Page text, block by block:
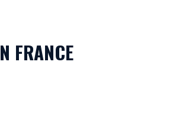
FRANCE